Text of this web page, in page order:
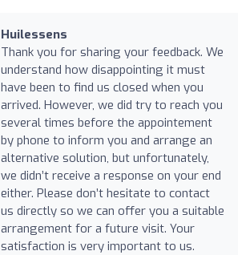
Huilessens
Thank you for sharing your feedback. We
understand how disappointing it must
have been to find us closed when you
arrived. However, we did try to reach you
several times before the appointement
by phone to inform you and arrange an
alternative solution, but unfortunately,
we didn’t receive a response on your end
either. Please don’t hesitate to contact
us directly so we can offer you a suitable
arrangement for a future visit. Your
satisfaction is very important to us.